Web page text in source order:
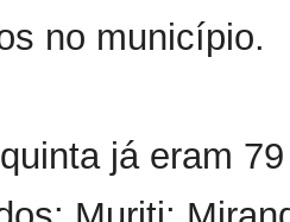
no município.
já eram